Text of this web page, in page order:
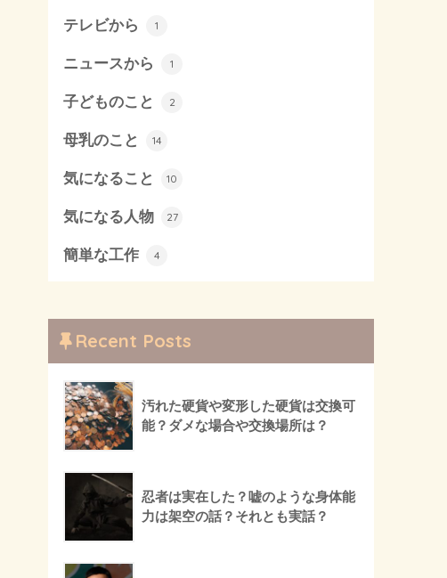
テレビから 1
ニュースから 1
子どものこと 2
母乳のこと 14
気になること 10
気になる人物 27
簡単な工作 4
Recent Posts
汚れた硬貨や変形した硬貨は交換可
能？ダメな場合や交換場所は？
忍者は実在した？嘘のような身体能
力は架空の話？それとも実話？